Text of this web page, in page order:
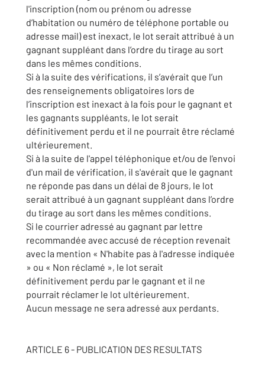
l'inscription (nom ou prénom ou adresse
d’habitation ou numéro de téléphone portable ou
adresse mail) est inexact, le lot serait attribué à un
gagnant suppléant dans l’ordre du tirage au sort
dans les mêmes conditions.
Si à la suite des vérifications, il s’avérait que l’un
des renseignements obligatoires lors de
l’inscription est inexact à la fois pour le gagnant et
les gagnants suppléants, le lot serait
définitivement perdu et il ne pourrait être réclamé
ultérieurement.
Si à la suite de l'appel téléphonique et/ou de l'envoi
d'un mail de vérification, il s'avérait que le gagnant
ne réponde pas dans un délai de 8 jours, le lot
serait attribué à un gagnant suppléant dans l’ordre
du tirage au sort dans les mêmes conditions.
Si le courrier adressé au gagnant par lettre
recommandée avec accusé de réception revenait
avec la mention « N'habite pas à l'adresse indiquée
» ou « Non réclamé », le lot serait
définitivement perdu par le gagnant et il ne
pourrait réclamer le lot ultérieurement.
Aucun message ne sera adressé aux perdants.
ARTICLE 6 - PUBLICATION DES RESULTATS